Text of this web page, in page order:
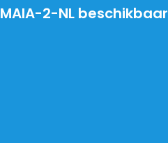
MAIA-2-NL beschikbaar